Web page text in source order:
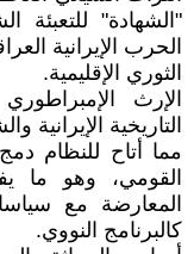
"الشهادة" للتعبئة
الحرب الإيرانية
الثوري الإقليمية.
الإرث
التاريخية الإيرانية
مما أتاح للنظام
القومي، وهو ما
المعارضة مع
كالبرنامج النووي.